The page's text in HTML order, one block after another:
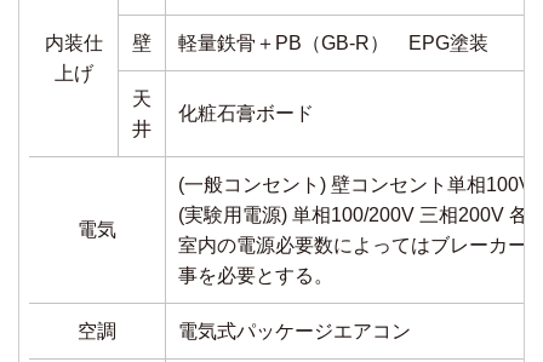
内装仕
上げ
壁 軽量鉄骨＋PB（GB-R） EPG塗装
天
井
化粧石膏ボード
電気
(一般コンセント) 壁コンセント単相
(実験用電源) 単相100/200V 三相200V 各
室内の電源必要数によってはブレーカー
事を必要とする。
空調 電気式パッケージエアコン